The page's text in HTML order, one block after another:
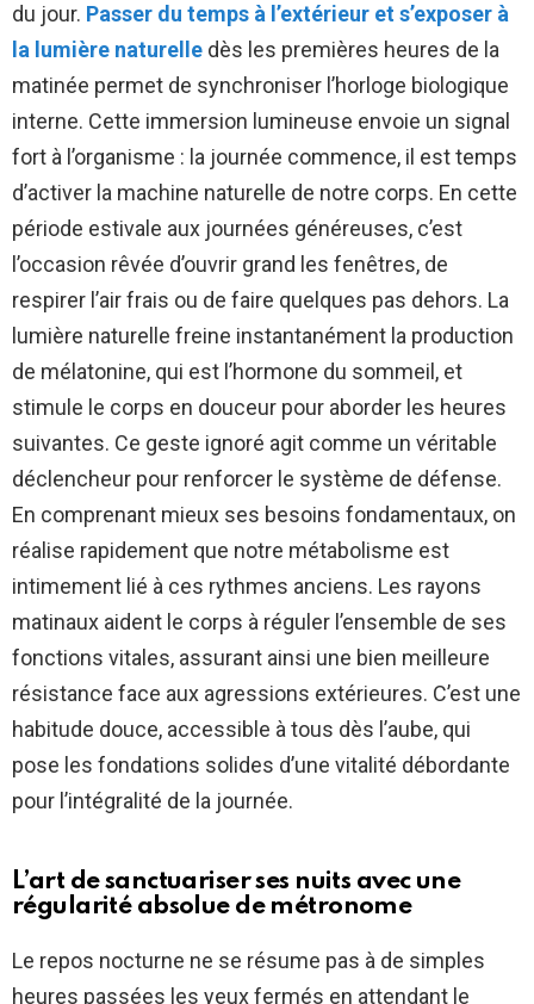
du jour. Passer du temps à l’extérieur et s’exposer à
la lumière naturelle dès les premières heures de la
matinée permet de synchroniser l’horloge biologique
interne. Cette immersion lumineuse envoie un signal
fort à l’organisme : la journée commence, il est temps
d’activer la machine naturelle de notre corps. En cette
période estivale aux journées généreuses, c’est
l’occasion rêvée d’ouvrir grand les fenêtres, de
respirer l’air frais ou de faire quelques pas dehors. La
lumière naturelle freine instantanément la production
de mélatonine, qui est l’hormone du sommeil, et
stimule le corps en douceur pour aborder les heures
suivantes. Ce geste ignoré agit comme un véritable
déclencheur pour renforcer le système de défense.
En comprenant mieux ses besoins fondamentaux, on
réalise rapidement que notre métabolisme est
intimement lié à ces rythmes anciens. Les rayons
matinaux aident le corps à réguler l’ensemble de ses
fonctions vitales, assurant ainsi une bien meilleure
résistance face aux agressions extérieures. C’est une
habitude douce, accessible à tous dès l’aube, qui
pose les fondations solides d’une vitalité débordante
pour l’intégralité de la journée.
L’art de sanctuariser ses nuits avec une
régularité absolue de métronome
Le repos nocturne ne se résume pas à de simples
heures passées les yeux fermés en attendant le